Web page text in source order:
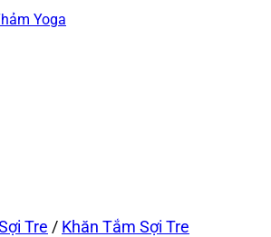
Yoga
Tre / Khăn Tắm Sợi Tre